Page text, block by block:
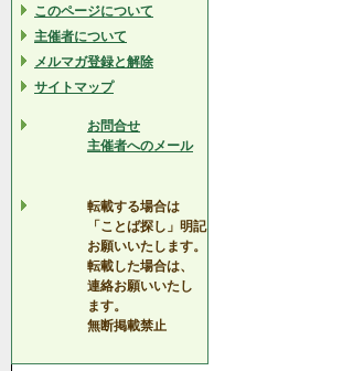
このページについて
主催者について
メルマガ登録と解除
サイトマップ
お問合せ
主催者へのメール
転載する場合は
「ことば探し」明記
お願いいたします。
転載した場合は、
連絡お願いいたし
ます。
無断掲載禁止